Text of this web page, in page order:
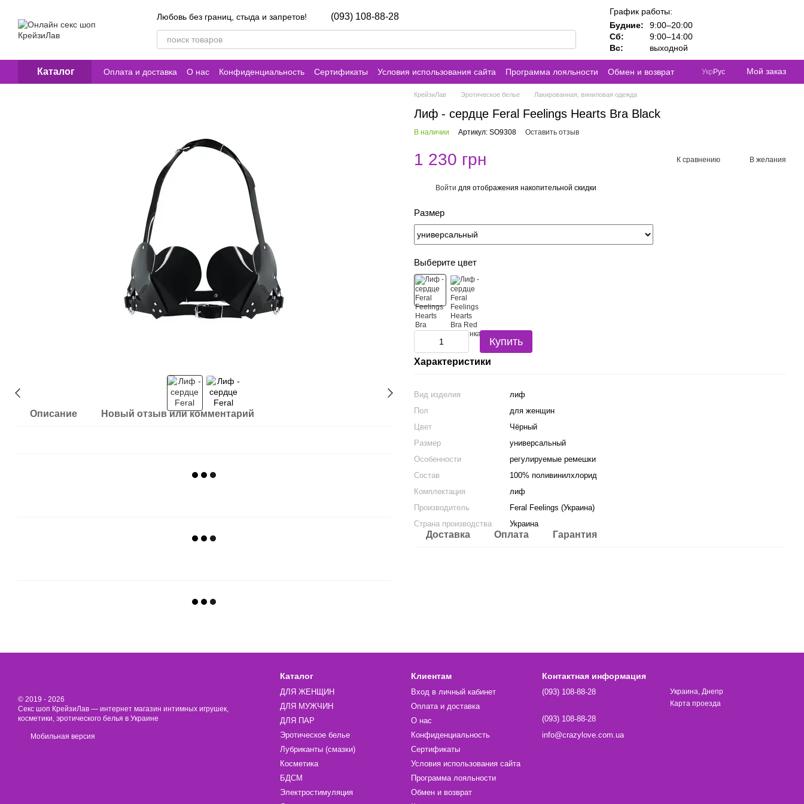
Любовь без границ, стыда и запретов!
(093) 108-88-28
График работы:
Будние:
9:00–20:00
Сб:
9:00–14:00
Вс:
выходной
Каталог Оплата и доставка О нас Конфиденциальность Сертификаты Условия использования сайта Программа лояльности
Обмен и возврат
Контакты
Укр Рус Мой заказ
Описание Новый отзыв или комментарий
КрейзиЛав Эротическое белье Лакированная, виниловая одежда
Лиф - сердце Feral Feelings Hearts Bra Black
В наличии Артикул: SO9308 Оставить отзыв
1 230 грн К сравнению В желания
Войти для отображения накопительной скидки
Размер
Выберите цвет
Купить
Характеристики
Вид изделия
лиф
Пол
для женщин
Цвет
Чёрный
Размер
универсальный
Особенности
регулируемые ремешки
Состав
100% поливинилхлорид
Комплектация
лиф
Производитель
Feral Feelings (Украина)
Страна производства
Украина
Доставка Оплата Гарантия
© 2019 - 2026
Секс шоп КрейзиЛав — интернет магазин интимных игрушек,
косметики, эротического белья в Украине
Мобильная версия
Каталог
ДЛЯ ЖЕНЩИН
ДЛЯ МУЖЧИН
ДЛЯ ПАР
Эротическое белье
Лубриканты (смазки)
Косметика
БДСМ
Электростимуляция
Клиентам
Вход в личный кабинет
Оплата и доставка
О нас
Конфиденциальность
Сертификаты
Условия использования сайта
Программа лояльности
Обмен и возврат
Контактная информация
(093) 108-88-28
(093) 108-88-28
info@crazylove.com.ua
Украина, Днепр
Карта проезда